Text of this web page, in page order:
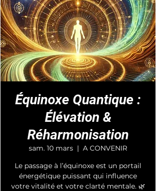
Équinoxe Quantique :
Élévation &
Réharmonisation
sam. 10 mars
  |
A CONVENIR
Le passage à l’équinoxe est un portail
énergétique puissant qui influence
votre vitalité et votre clarté mentale. 🌿